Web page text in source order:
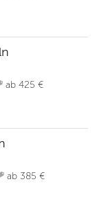
ab 425 €
ab 385 €